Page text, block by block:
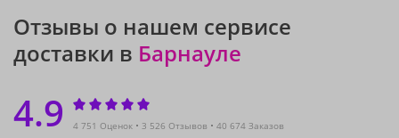
Отзывы о нашем сервисе
доставки в Барнауле
4.9 4 751 Оценок 3 526 Отзывов 40 674 Заказов